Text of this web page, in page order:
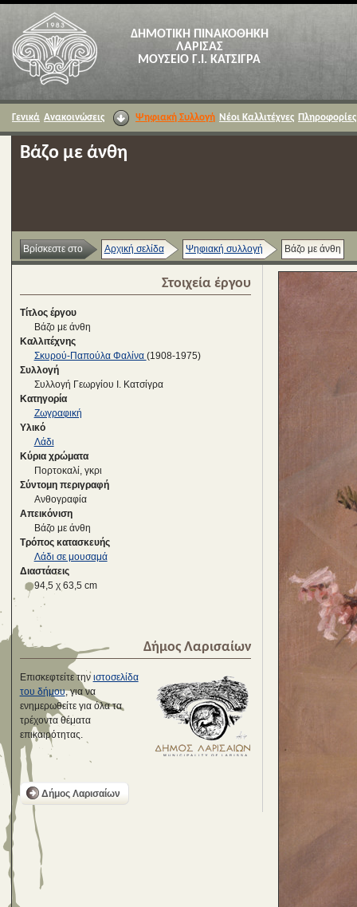
ΔΗΜΟΤΙΚΗ ΠΙΝΑΚΟΘΗΚΗ
ΛΑΡΙΣΑΣ
ΜΟΥΣΕΙΟ Γ.Ι. ΚΑΤΣΙΓΡΑ
Γενικά Ανακοινώσεις Ψηφιακή Συλλογή Νέοι Καλλιτέχνες Πληροφορίες
Βάζο με άνθη
Βρίσκεστε στο Αρχική σελίδα Ψηφιακή συλλογή Βάζο με άνθη
Στοιχεία έργου
Τίτλος έργου
Βάζο με άνθη
Καλλιτέχνης
Σκυρού-Παπούλα Φαλίνα (1908-1975)
Συλλογή
Συλλογή Γεωργίου Ι. Κατσίγρα
Κατηγορία
Ζωγραφική
Υλικό
Λάδι
Κύρια χρώματα
Πορτοκαλί, γκρι
Σύντομη περιγραφή
Ανθογραφία
Απεικόνιση
Βάζο με άνθη
Τρόπος κατασκευής
Λάδι σε μουσαμά
Διαστάσεις
94,5 χ 63,5 cm
Δήμος Λαρισαίων
Επισκεφτείτε την ιστοσελίδα
του δήμου, για να
ενημερωθείτε για όλα τα
τρέχοντα θέματα
επικαιρότητας.
Δήμος Λαρισαίων